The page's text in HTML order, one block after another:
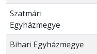
Szatmári
Egyházmegye
Bihari Egyházmegye